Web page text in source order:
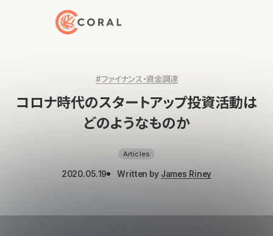
トップページへ戻る
#ファイナンス・資金調達
コロナ時代のスタートアップ投資活動は
どのようなものか
Articles
2020.05.19 Written by James Riney